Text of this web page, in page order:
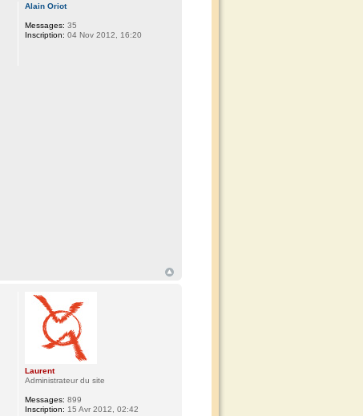
Alain Oriot
Messages: 35
Inscription: 04 Nov 2012, 16:20
Laurent
Administrateur du site
Messages: 899
Inscription: 15 Avr 2012, 02:42